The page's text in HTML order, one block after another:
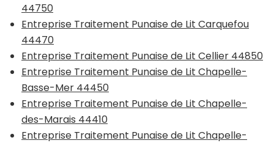
44750
Entreprise Traitement Punaise de Lit Carquefou
44470
Entreprise Traitement Punaise de Lit Cellier 44850
Entreprise Traitement Punaise de Lit Chapelle-
Basse-Mer 44450
Entreprise Traitement Punaise de Lit Chapelle-
des-Marais 44410
Entreprise Traitement Punaise de Lit Chapelle-